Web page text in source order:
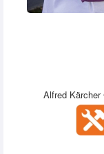
Alfred Kärcher